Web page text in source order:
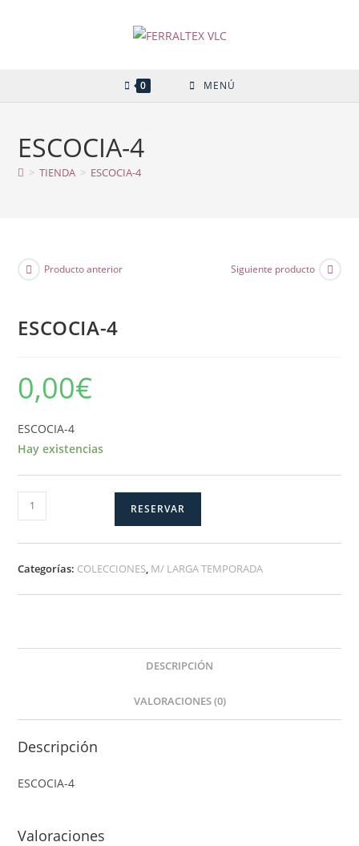
0 MENÚ
ESCOCIA-4
> TIENDA > ESCOCIA-4
Producto anterior Siguiente producto
ESCOCIA-4
0,00€
ESCOCIA-4
Hay existencias
ESCOCIA-
4
cantidad
RESERVAR
Categorías: COLECCIONES M/ LARGA TEMPORADA
DESCRIPCIÓN
VALORACIONES (0)
Descripción
ESCOCIA-4
Valoraciones